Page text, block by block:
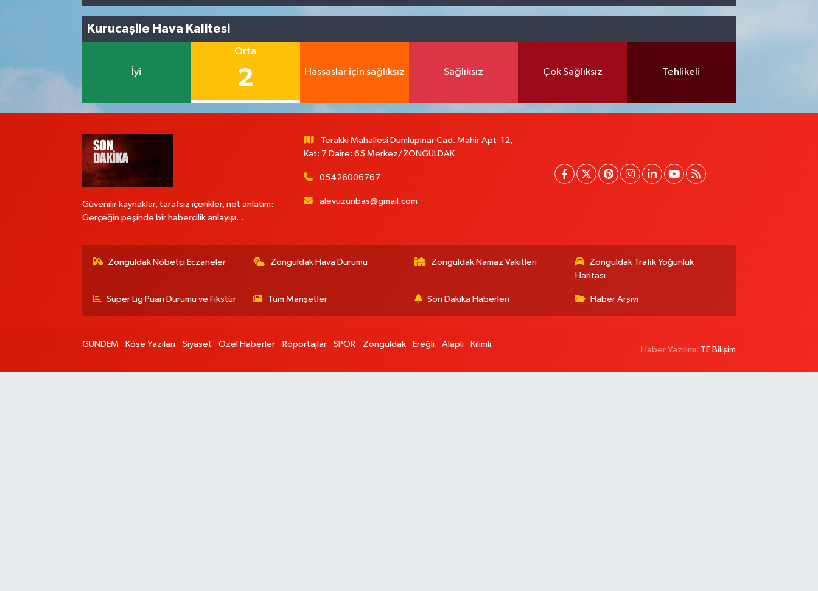
Kurucaşile Hava Kalitesi
İyi
Orta
2 Hassaslar için sağlıksız Sağlıksız Çok Sağlıksız Tehlikeli
Güvenilir kaynaklar, tarafsız içerikler, net anlatım:
Gerçeğin peşinde bir habercilik anlayışı...
Terakki Mahallesi Dumlupınar Cad. Mahir Apt. 12,
Kat: 7 Daire: 65 Merkez/ZONGULDAK
05426006767
alevuzunbas@gmail.com
Zonguldak Nöbetçi Eczaneler Zonguldak Hava Durumu Zonguldak Namaz Vakitleri
Zonguldak Trafik Yoğunluk
Haritası
Süper Lig Puan Durumu ve Fikstür Tüm Manşetler Son Dakika Haberleri Haber Arşivi
GÜNDEM Köşe Yazıları Siyaset Özel Haberler Röportajlar SPOR Zonguldak Ereğli Alaplı Kilimli
Haber Yazılımı: TE Bilişim